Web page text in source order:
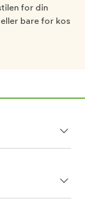
for din
bare for kos